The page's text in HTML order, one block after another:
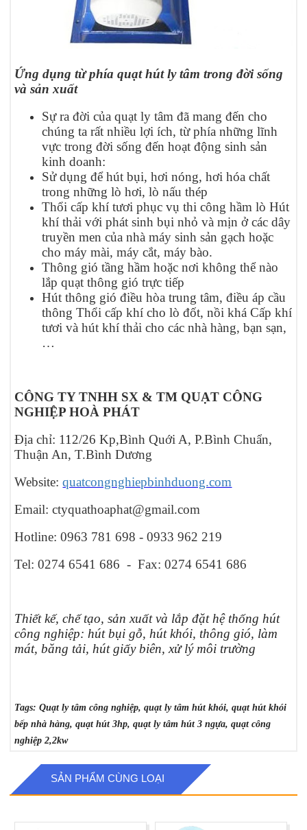
Ứng dụng từ phía quạt hút ly tâm trong đời sống
và sản xuất
Sự ra đời của quạt ly tâm đã mang đến cho
chúng ta rất nhiều lợi ích, từ phía những lĩnh
vực trong đời sống đến hoạt động sinh sản
kinh doanh:
Sử dụng để hút bụi, hơi nóng, hơi hóa chất
trong những lò hơi, lò nấu thép
Thổi cấp khí tươi phục vụ thi công hầm lò Hút
khí thải với phát sinh bụi nhỏ và mịn ở các dây
truyền men của nhà máy sinh sản gạch hoặc
cho máy mài, máy cắt, máy bào.
Thông gió tầng hầm hoặc nơi không thể nào
lắp quạt thông gió trực tiếp
Hút thông gió điều hòa trung tâm, điều áp cầu
thông Thổi cấp khí cho lò đốt, nồi khá Cấp khí
tươi và hút khí thải cho các nhà hàng, bạn sạn,
…
CÔNG TY TNHH SX & TM QUẠT CÔNG
NGHIỆP HOÀ PHÁT
Địa chỉ: 11 2/26 Kp,Bình Quới A, P.Bình Chuẩn,
Thuận An, T.Bình Dương
Website:quatcongnghiepbinhduong.com
Email: ctyquathoaphat@gmail.com
Hotline: 0963 781 698 - 0933 962 219
Tel: 0274 6541 686 - Fax: 0274 6541 686
Thiết kế, chế tạo, sản xuất và lắp đặt hệ thống hút
công nghiệp: hút bụi gỗ, hút khói, thông gió, làm
mát, băng tải, hút giấy biên, xử lý môi trường
Tags: Quạt ly tâm công nghiệp, quạt ly tâm hút khói, quạt hút khói
bếp nhà hàng, quạt hút 3hp, quạt ly tâm hút 3 ngựa, quạt công
nghiệp 2,2kw
SẢN PHẨM CÙNG LOẠI